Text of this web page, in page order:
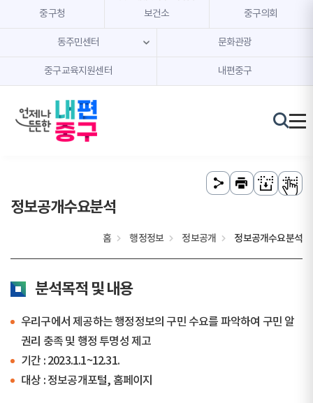
본문 내용 바로가기
주메뉴 바로가기
중구청 보건소 중구의회
동주민센터 문화관광
중구교육지원센터 내편중구
정보공개수요분석
홈 행정정보 정보공개 정보공개수요분석
분석목적 및 내용
우리구에서 제공하는 행정정보의 구민 수요를 파악하여 구민 알
권리 충족 및 행정 투명성 제고
기간 : 2023.1.1~12.31.
대상 : 정보공개포털, 홈페이지